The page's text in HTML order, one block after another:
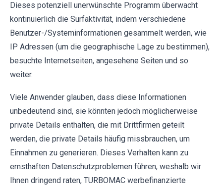
Dieses potenziell unerwünschte Programm überwacht
kontinuierlich die Surfaktivität, indem verschiedene
Benutzer-/Systeminformationen gesammelt werden, wie
IP Adressen (um die geographische Lage zu bestimmen),
besuchte Internetseiten, angesehene Seiten und so
weiter.
Viele Anwender glauben, dass diese Informationen
unbedeutend sind, sie könnten jedoch möglicherweise
private Details enthalten, die mit Drittfirmen geteilt
werden, die private Details häufig missbrauchen, um
Einnahmen zu generieren. Dieses Verhalten kann zu
ernsthaften Datenschutzproblemen führen, weshalb wir
Ihnen dringend raten, TURBOMAC werbefinanzierte